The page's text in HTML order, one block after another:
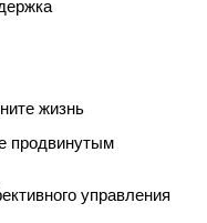
жизнь
продвинутым
управления